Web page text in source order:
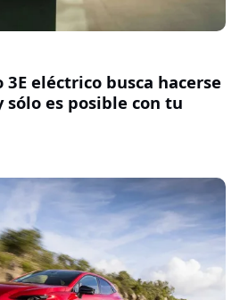
3E eléctrico busca hacerse
sólo es posible con tu